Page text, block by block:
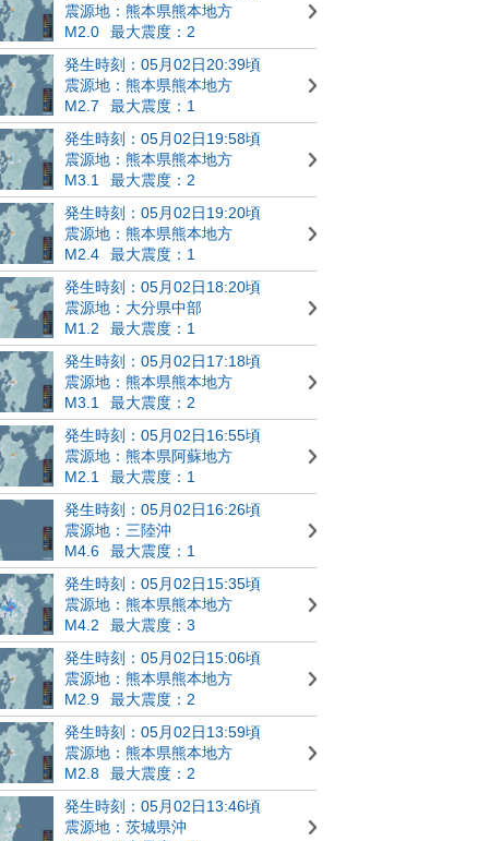
震源地：熊本県熊本地方
M2.0
最大震度：2
発生時刻：05月02日20:39頃
震源地：熊本県熊本地方
M2.7
最大震度：1
発生時刻：05月02日19:58頃
震源地：熊本県熊本地方
M3.1
最大震度：2
発生時刻：05月02日19:20頃
震源地：熊本県熊本地方
M2.4
最大震度：1
発生時刻：05月02日18:20頃
震源地：大分県中部
M1.2
最大震度：1
発生時刻：05月02日17:18頃
震源地：熊本県熊本地方
M3.1
最大震度：2
発生時刻：05月02日16:55頃
震源地：熊本県阿蘇地方
M2.1
最大震度：1
発生時刻：05月02日16:26頃
震源地：三陸沖
M4.6
最大震度：1
発生時刻：05月02日15:35頃
震源地：熊本県熊本地方
M4.2
最大震度：3
発生時刻：05月02日15:06頃
震源地：熊本県熊本地方
M2.9
最大震度：2
発生時刻：05月02日13:59頃
震源地：熊本県熊本地方
M2.8
最大震度：2
発生時刻：05月02日13:46頃
震源地：茨城県沖